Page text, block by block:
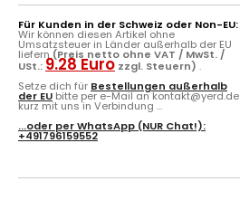
Für Kunden in der Schweiz oder Non-EU:
Wir können diesen Artikel ohne
Umsatzsteuer in Länder außerhalb der EU
liefern(Preis netto ohne VAT / MwSt. /
USt.: 9.28 Euro zzgl. Steuern) .
Setze dich für Bestellungen außerhalb
der EU bitte per e-Mail an kontakt@yerd.de
kurz mit uns in Verbindung ...
...oder perWhatsApp (NUR Chat!):
+491796159552